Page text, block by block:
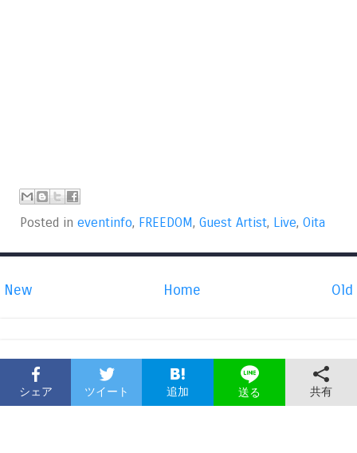
Posted in eventinfo, FREEDOM, Guest Artist, Live, Oita
New Old
Home
シェア ツイート 追加 送る 共有